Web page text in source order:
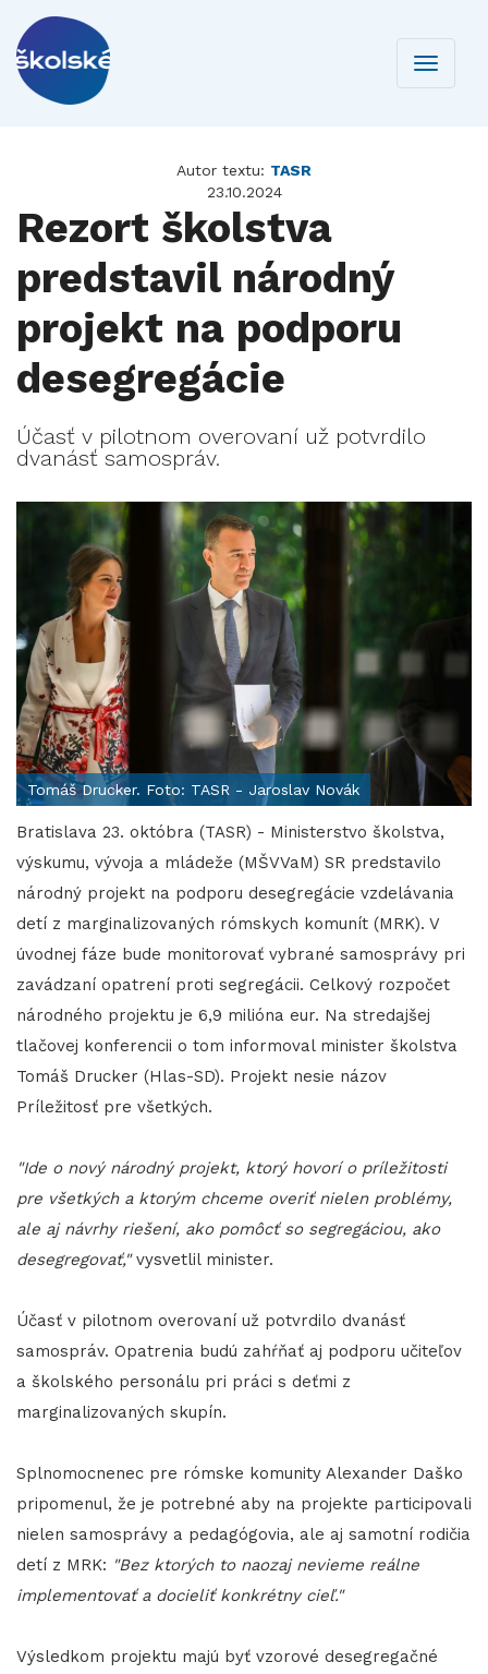
Toggle
Autor textu: TASR
23.10.2024
Rezort školstva
predstavil národný
projekt na podporu
desegregácie
Účasť v pilotnom overovaní už potvrdilo
dvanásť samospráv.
Tomáš Drucker. Foto: TASR - Jaroslav Novák
Bratislava 23. októbra (TASR) - Ministerstvo školstva,
výskumu, vývoja a mládeže (MŠVVaM) SR predstavilo
národný projekt na podporu desegregácie vzdelávania
detí z marginalizovaných rómskych komunít (MRK). V
úvodnej fáze bude monitorovať vybrané samosprávy pri
zavádzaní opatrení proti segregácii. Celkový rozpočet
národného projektu je 6,9 milióna eur. Na stredajšej
tlačovej konferencii o tom informoval minister školstva
Tomáš Drucker (Hlas-SD). Projekt nesie názov
Príležitosť pre všetkých.
"Ide o nový národný projekt, ktorý hovorí o príležitosti
pre všetkých a ktorým chceme overiť nielen problémy,
ale aj návrhy riešení, ako pomôcť so segregáciou, ako
desegregovať,"vysvetlil minister.
Účasť v pilotnom overovaní už potvrdilo dvanásť
samospráv. Opatrenia budú zahŕňať aj podporu učiteľov
a školského personálu pri práci s deťmi z
marginalizovaných skupín.
Splnomocnenec pre rómske komunity Alexander Daško
pripomenul, že je potrebné aby na projekte participovali
nielen samosprávy a pedagógovia, ale aj samotní rodičia
detí z MRK: "Bez ktorých to naozaj nevieme reálne
implementovať a docieliť konkrétny cieľ."
Výsledkom projektu majú byť vzorové desegregačné